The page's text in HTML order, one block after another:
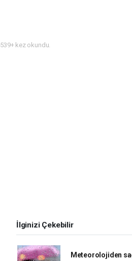
kez okundu.
İlginizi Çekebilir
Meteorolojiden